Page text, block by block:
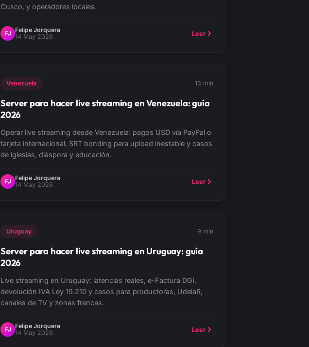
Cusco, y operadores locales.
FJ
Felipe Jorquera
14 May 2026
Leer
Venezuela 13 min
Server para hacer live streaming en Venezuela: guía
2026
Operar live streaming desde Venezuela: pagos USD vía PayPal o
tarjeta internacional, SRT bonding para upload inestable y casos
de iglesias, diáspora y educación.
FJ
Felipe Jorquera
14 May 2026
Leer
Uruguay 9 min
Server para hacer live streaming en Uruguay: guía
2026
Live streaming en Uruguay: latencias reales, e-Factura DGI,
devolución IVA Ley 19.210 y casos para productoras, UdelaR,
canales de TV y zonas francas.
FJ
Felipe Jorquera
14 May 2026
Leer